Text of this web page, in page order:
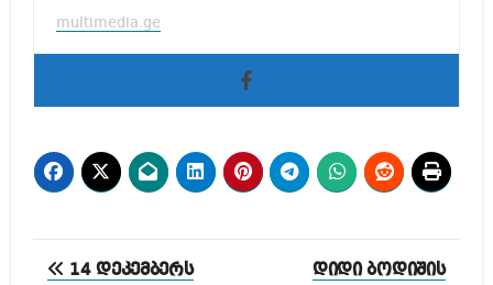
multimedia.ge
პოსტის
14 დეკემბერს
დიდი ბოდიშის